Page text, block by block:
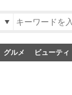
グルメ ビューティ